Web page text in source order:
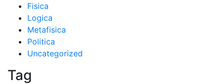
Fisica
Logica
Metafisica
Politica
Uncategorized
Tag